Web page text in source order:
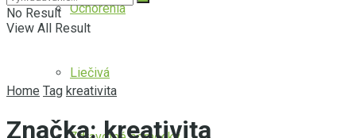
Ochorenia
Liečivá
No Result
View All Result
Home Tag kreativita
Značka:kreativita